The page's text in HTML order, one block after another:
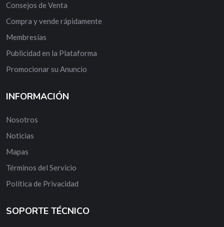
Consejos de Venta
Compra y vende rápidamente
Membresías
Publicidad en la Plataforma
Promocionar su Anuncio
INFORMACIÓN
Nosotros
Noticias
Mapas
Términos del Servicio
Política de Privacidad
SOPORTE TÉCNICO